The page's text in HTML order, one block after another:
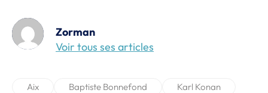
Zorman
Voir tous ses articles
Aix Baptiste Bonnefond
Karl Konan